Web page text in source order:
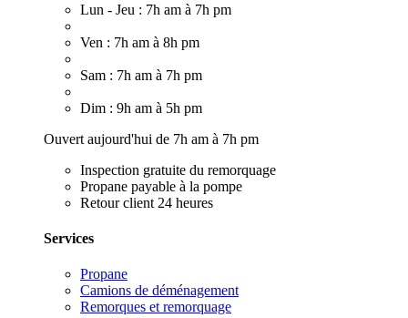
Lun - Jeu : 7h am à 7h pm
Ven : 7h am à 8h pm
Sam : 7h am à 7h pm
Dim : 9h am à 5h pm
Ouvert aujourd'hui de 7h am à 7h pm
Inspection gratuite du remorquage
Propane payable à la pompe
Retour client 24 heures
Services
Propane
Camions de déménagement
Remorques et remorquage